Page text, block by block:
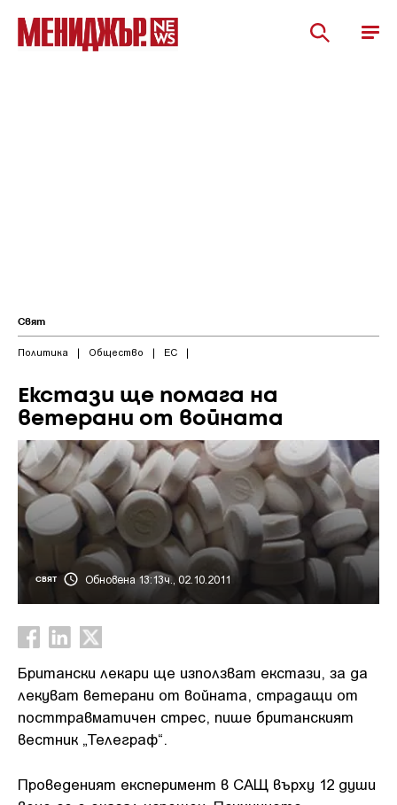
Свят
Политика | Общество | ЕС |
Екстази ще помага на
ветерани от войната
СВЯТ Обновена 13:13ч., 02.10.2011
Британски лекари ще използват екстази, за да
лекуват ветерани от войната, страдащи от
посттравматичен стрес, пише британският
вестник „Телеграф“.
Проведеният експеримент в САЩ върху 12 души